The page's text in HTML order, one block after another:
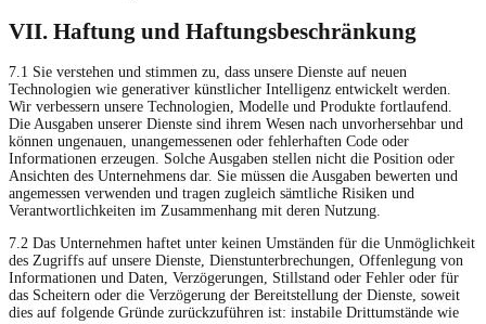
VII. Haftung und Haftungsbeschränkung
7.1 Sie verstehen und stimmen zu, dass unsere Dienste auf neuen
Technologien wie generativer künstlicher Intelligenz entwickelt werden.
Wir verbessern unsere Technologien, Modelle und Produkte fortlaufend.
Die Ausgaben unserer Dienste sind ihrem Wesen nach unvorhersehbar und
können ungenauen, unangemessenen oder fehlerhaften Code oder
Informationen erzeugen. Solche Ausgaben stellen nicht die Position oder
Ansichten des Unternehmens dar. Sie müssen die Ausgaben bewerten und
angemessen verwenden und tragen zugleich sämtliche Risiken und
Verantwortlichkeiten im Zusammenhang mit deren Nutzung.
7.2 Das Unternehmen haftet unter keinen Umständen für die Unmöglichkeit
des Zugriffs auf unsere Dienste, Dienstunterbrechungen, Offenlegung von
Informationen und Daten, Verzögerungen, Stillstand oder Fehler oder für
das Scheitern oder die Verzögerung der Bereitstellung der Dienste, soweit
dies auf folgende Gründe zurückzuführen ist: instabile Drittumstände wie